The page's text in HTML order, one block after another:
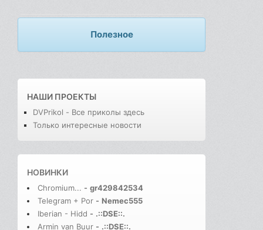
Полезное
НАШИ ПРОЕКТЫ
DVPrikol - Все приколы здесь
Только интересные новости
НОВИНКИ
Chromium... - gr429842534
Telegram + Por - Nemec555
Iberian - Hidd - .::DSE::.
Armin van Buur - .::DSE::.